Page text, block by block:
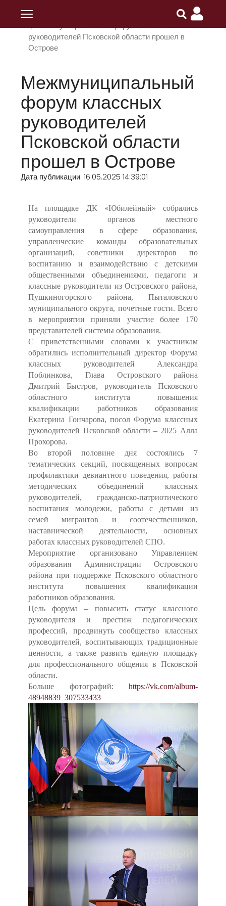
Главная
Межмуниципальный форум классных
руководителей Псковской области прошел в
Острове
Межмуниципальный
форум классных
руководителей
Псковской области
прошел в Острове
Дата публикации: 16.05.2025 14:39:01
На площадке ДК «Юбилейный» собрались
руководители органов местного
самоуправления в сфере образования,
управленческие команды образовательных
организаций, советники директоров по
воспитанию и взаимодействию с детскими
общественными объединениями, педагоги и
классные руководители из Островского района,
Пушкиногорского района, Пыталовского
муниципального округа, почетные гости. Всего
в мероприятии приняли участие более 170
представителей системы образования.
С приветственными словами к участникам
обратились исполнительный директор Форума
классных руководителей Александра
Поблинкова, Глава Островского района
Дмитрий Быстров, руководитель Псковского
областного института повышения
квалификации работников образования
Екатерина Гончарова, посол Форума классных
руководителей Псковской области – 2025 Алла
Прохорова.
Во второй половине дня состоялись 7
тематических секций, посвященных вопросам
профилактики девиантного поведения, работы
методических объединений классных
руководителей, гражданско-патриотического
воспитания молодежи, работы с детьми из
семей мигрантов и соотечественников,
наставнической деятельности, основных
работах классных руководителей СПО.
Мероприятие организовано Управлением
образования Администрации Островского
района при поддержке Псковского областного
института повышения квалификации
работников образования.
Цель форума – повысить статус классного
руководителя и престиж педагогических
профессий, продвинуть сообщество классных
руководителей, воспитывающих традиционные
ценности, а также развить единую площадку
для профессионального общения в Псковской
области.
Больше фотографий: https://vk.com/album-
48948839_307533433